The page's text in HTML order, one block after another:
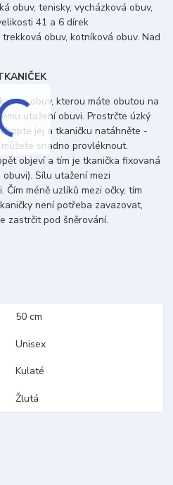
obuv, tenisky, vycházková obuv,
41 a 6 dírek
obuv, kotníková obuv. Nad
na obuv, kterou máte obutou na
utažení obuvi. Prostrčte úzký
jej a tkaničku natáhněte -
snadno provléknout.
objeví a tím je tkanička fixovaná
Sílu utažení mezi
méně uzlíků mezi očky, tím
není potřeba zavazovat,
zastrčit pod šněrování.
50 cm
Unisex
Kulaté
Žlutá